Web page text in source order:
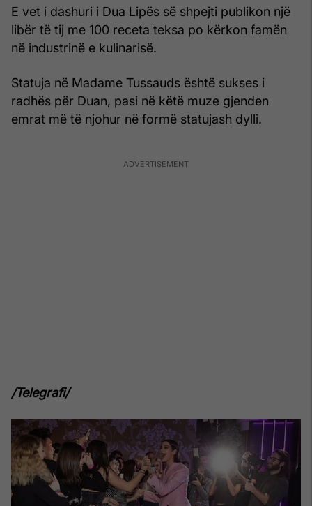
E vet i dashuri i Dua Lipës së shpejti publikon një
libër të tij me 100 receta teksa po kërkon famën
në industrinë e kulinarisë.
Statuja në Madame Tussauds është sukses i
radhës për Duan, pasi në këtë muze gjenden
emrat më të njohur në formë statujash dylli.
/Telegrafi/